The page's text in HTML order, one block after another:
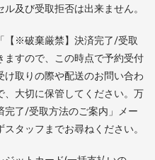
及び受取拒否は出来ません。
【※破棄厳禁】決済完了/受取
すので、この時点で予約受付
取りの際や配送のお問い合わ
大切に保管してください。万
了/受取方法のご案内」メー
タッフまでお尋ねください。